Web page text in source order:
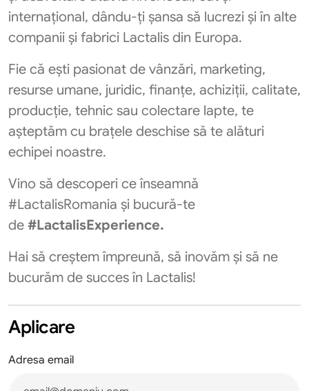
internațional, dându-ți șansa să lucrezi și în alte
companii și fabrici Lactalis din Europa.
Fie că ești pasionat de vânzări, marketing,
resurse umane, juridic, finanțe, achiziții, calitate,
producție, tehnic sau colectare lapte, te
așteptăm cu brațele deschise să te alături
echipei noastre.
Vino să descoperi ce înseamnă
#LactalisRomania și bucură-te
de #LactalisExperience.
Hai să creștem împreună, să inovăm și să ne
bucurăm de succes în Lactalis!
Aplicare
Adresa email